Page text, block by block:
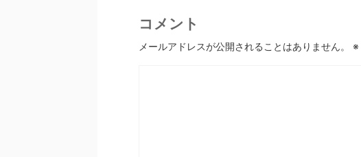
コメント
メールアドレスが公開されることはありません。 ※